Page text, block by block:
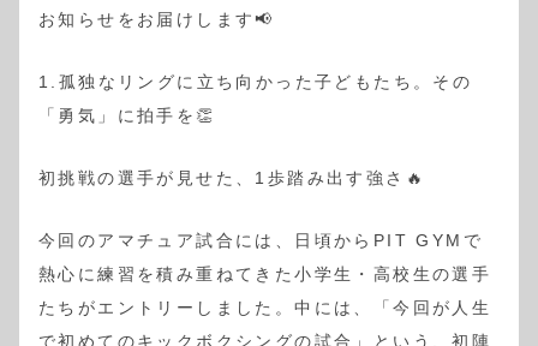
お知らせをお届けします📢
1.孤独なリングに立ち向かった子どもたち。その
「勇気」に拍手を👏
初挑戦の選手が見せた、1歩踏み出す強さ🔥
今回のアマチュア試合には、日頃からPIT GYMで
熱心に練習を積み重ねてきた小学生・高校生の選手
たちがエントリーしました。中には、「今回が人生
で初めてのキックボクシングの試合」という、初陣